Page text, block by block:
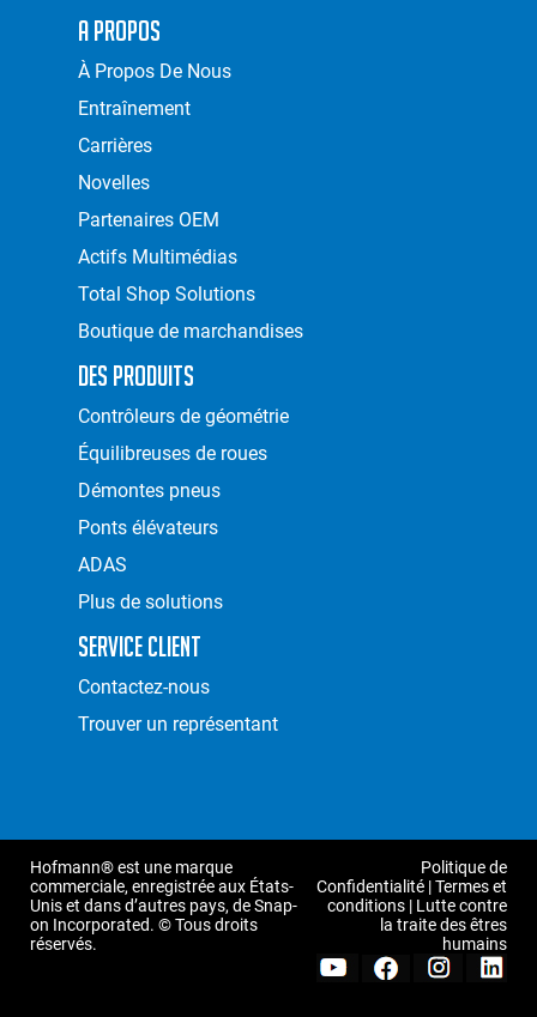
A Propos
À Propos De Nous
Entraînement
Carrières
Novelles
Partenaires OEM
Actifs Multimédias
Total Shop Solutions
Boutique de marchandises
Des Produits
Contrôleurs de géométrie
Équilibreuses de roues
Démontes pneus
Ponts élévateurs
ADAS
Plus de solutions
Service Client
Contactez-nous
Trouver un représentant
Hofmann® est une marque
commerciale, enregistrée aux États-
Unis et dans d’autres pays, de Snap-
on Incorporated. © Tous droits
réservés.
Politique de
Confidentialité |Termes et
conditions | Lutte contre
la traite des êtres
humains